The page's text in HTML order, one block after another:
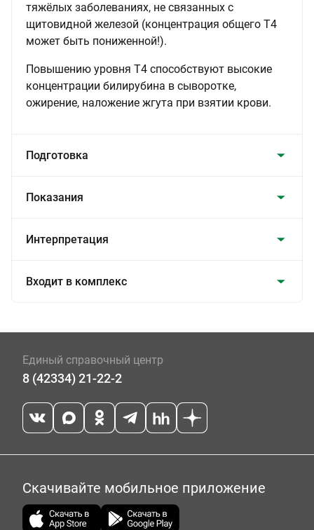
тяжёлых заболеваниях, не связанных с
щитовидной железой (концентрация общего Т4
может быть пониженной!).
Повышению уровня Т4 способствуют высокие
концентрации билирубина в сыворотке,
ожирение, наложение жгута при взятии крови.
Подготовка
Показания
Интерпретация
Входит в комплекс
Единый справочный центр
8 (42334) 21-22-2
Скачивайте мобильное приложение